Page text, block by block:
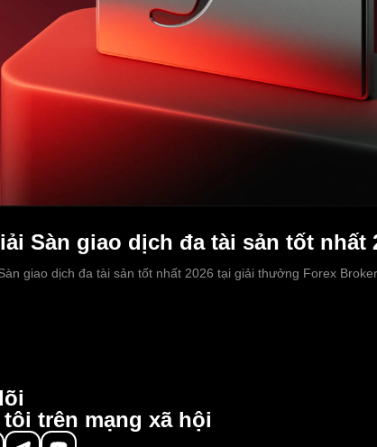
Sàn giao dịch đa tài sản tốt nhất
giao dịch đa tài sản tốt nhất 2026 tại giải thưởng Forex
trên mạng xã hội